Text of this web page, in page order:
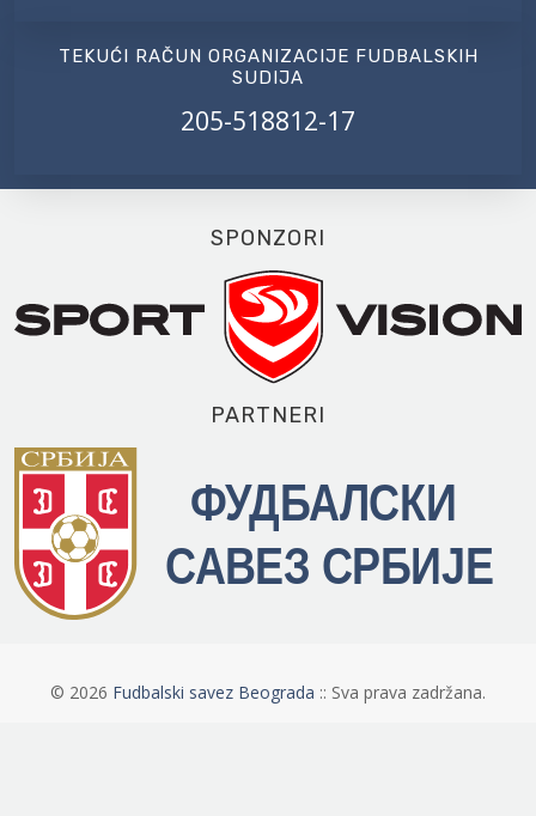
TEKUĆI RAČUN ORGANIZACIJE FUDBALSKIH
SUDIJA
205-518812-17
SPONZORI
PARTNERI
© 2026 Fudbalski savez Beograda :: Sva prava zadržana.